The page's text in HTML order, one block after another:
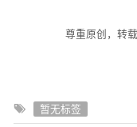
尊重原创，转
暂无标签